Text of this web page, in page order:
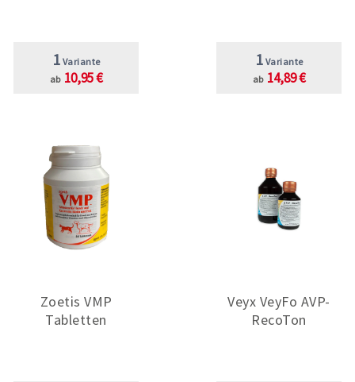
1 Variante
ab 10,95 €
1 Variante
ab 14,89 €
Zoetis VMP
Tabletten
Veyx VeyFo AVP-
RecoTon